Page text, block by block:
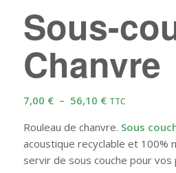
Sous-
Chanvre
7,00 € – 56,10 €Plage
prix :
7,00 €
à
TTC
Rouleau de chanvre. Sous
acoustique recyclable et 100%
servir de sous couche pour vos